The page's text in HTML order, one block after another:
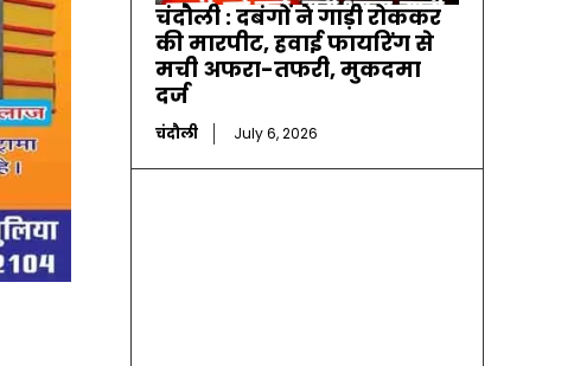
चंदौली : दबंगों ने गाड़ी रोककर
की मारपीट, हवाई फायरिंग से
मची अफरा-तफरी, मुकदमा
दर्ज
चंदौली July 6, 2026